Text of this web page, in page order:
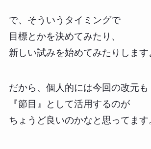
で、そういうタイミングで
目標とかを決めてみたり、
新しい試みを始めてみたりします
だから、個人的には今回の改元も
『節目』として活用するのが
ちょうど良いのかなと思ってます